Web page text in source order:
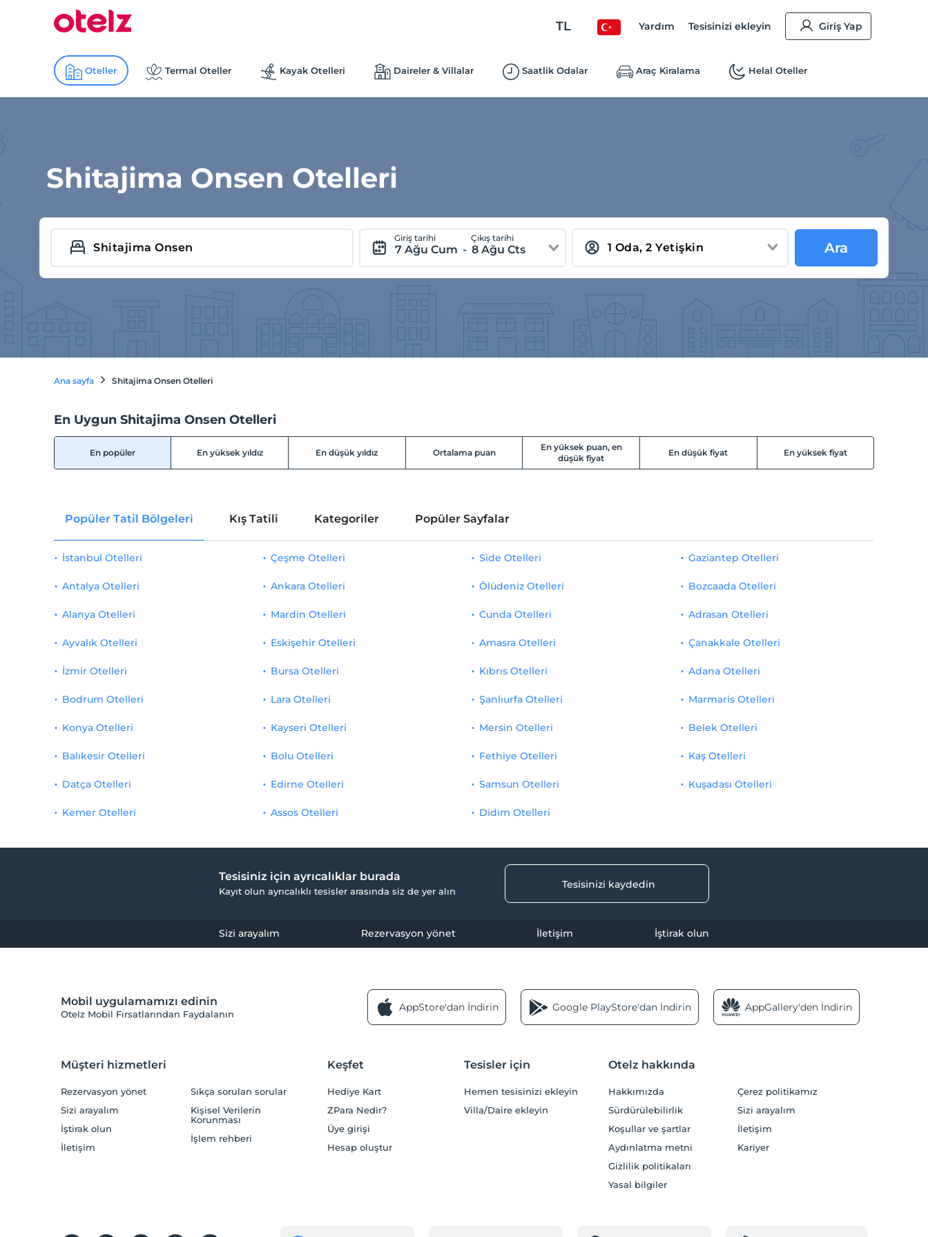
TL Yardım Tesisinizi ekleyin Giriş Yap
Oteller Termal Oteller Kayak Otelleri Daireler & Villalar Saatlik Odalar Araç Kiralama Helal Oteller
Shitajima Onsen Otelleri
Giriş tarihi
7 Ağu Cum -
Çıkış tarihi
8 Ağu Cts Ara
Ana sayfa Shitajima Onsen Otelleri
En Uygun Shitajima Onsen Otelleri
En popüler En yüksek yıldız En düşük yıldız Ortalama puan
En yüksek puan, en
düşük fiyat
En düşük fiyat En yüksek fiyat
Popüler Tatil Bölgeleri Kış Tatili Kategoriler Popüler Sayfalar
İstanbul Otelleri
Antalya Otelleri
Alanya Otelleri
Ayvalık Otelleri
İzmir Otelleri
Çeşme Otelleri
Ankara Otelleri
Mardin Otelleri
Eskişehir Otelleri
Bursa Otelleri
Side Otelleri
Ölüdeniz Otelleri
Cunda Otelleri
Amasra Otelleri
Kıbrıs Otelleri
Gaziantep Otelleri
Bozcaada Otelleri
Adrasan Otelleri
Çanakkale Otelleri
Adana Otelleri
Bodrum Otelleri
Konya Otelleri
Balıkesir Otelleri
Datça Otelleri
Kemer Otelleri
Lara Otelleri
Kayseri Otelleri
Bolu Otelleri
Edirne Otelleri
Assos Otelleri
Şanlıurfa Otelleri
Mersin Otelleri
Fethiye Otelleri
Samsun Otelleri
Didim Otelleri
Marmaris Otelleri
Belek Otelleri
Kaş Otelleri
Kuşadası Otelleri
Tesisiniz için ayrıcalıklar burada
Kayıt olun ayrıcalıklı tesisler arasında siz de yer alın
Tesisinizi kaydedin
Sizi arayalım Rezervasyon yönet İletişim İştirak olun
Mobil uygulamamızı edinin
Otelz Mobil Fırsatlarından Faydalanın
AppStore'dan İndirin Google PlayStore'dan İndirin AppGallery'den İndirin
Müşteri hizmetleri
Rezervasyon yönet
Sizi arayalım
İştirak olun
İletişim
Sıkça sorulan sorular
Kişisel Verilerin
Korunması
İşlem rehberi
Keşfet
Hediye Kart
ZPara Nedir?
Üye girişi
Hesap oluştur
Tesisler için
Hemen tesisinizi ekleyin
Villa/Daire ekleyin
Otelz hakkında
Hakkımızda
Sürdürülebilirlik
Koşullar ve şartlar
Aydınlatma metni
Gizlilik politikaları
Yasal bilgiler
Çerez politikamız
Sizi arayalım
İletişim
Kariyer